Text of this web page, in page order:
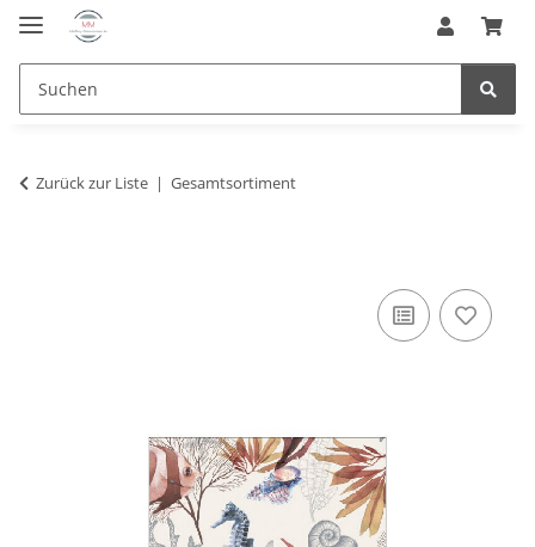
Zurück zur Liste Gesamtsortiment